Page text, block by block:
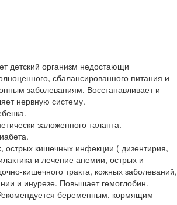
детский организм недостающи
сбалансированного питания и
заболеваниям. Восстанавливает и
нервную систему.
заложенного таланта.
острых кишечных инфекции ( дизентирия,
и лечение анемии, острых и
кишечного тракта, кожных заболеваний,
и инурезе. Повышает гемоглобин.
беременным, кормящим